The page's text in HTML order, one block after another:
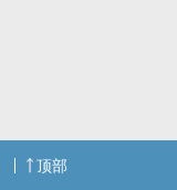
顶部